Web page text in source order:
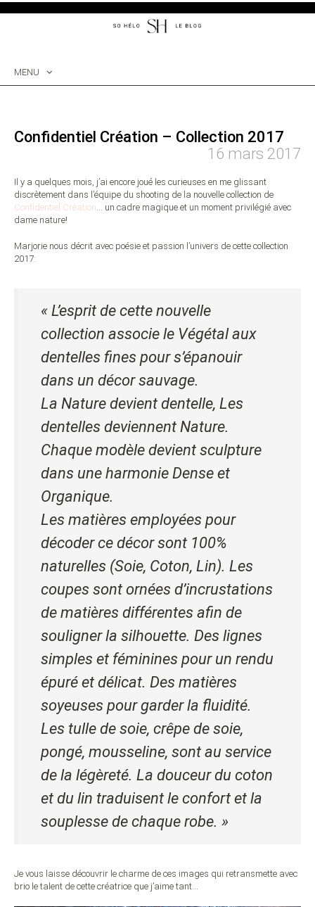
MENU
Confidentiel Création – Collection 2017
16 mars 2017
Il y a quelques mois, j’ai encore joué les curieuses en me glissant
discrètement dans l’équipe du shooting de la nouvelle collection de
Confidentiel Création … un cadre magique et un moment privilégié avec
dame nature!
Marjorie nous décrit avec poésie et passion l’univers de cette collection
2017:
« L’esprit de cette nouvelle
collection associe le Végétal aux
dentelles fines pour s’épanouir
dans un décor sauvage.
La Nature devient dentelle, Les
dentelles deviennent Nature.
Chaque modèle devient sculpture
dans une harmonie Dense et
Organique.
Les matières employées pour
décoder ce décor sont 100%
naturelles (Soie, Coton, Lin). Les
coupes sont ornées d’incrustations
de matières différentes afin de
souligner la silhouette. Des lignes
simples et féminines pour un rendu
épuré et délicat. Des matières
soyeuses pour garder la fluidité.
Les tulle de soie, crêpe de soie,
pongé, mousseline, sont au service
de la légèreté. La douceur du coton
et du lin traduisent le confort et la
souplesse de chaque robe. »
Je vous laisse découvrir le charme de ces images qui retransmette avec
brio le talent de cette créatrice que j’aime tant…